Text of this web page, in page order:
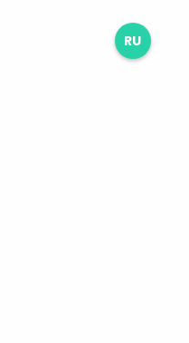
RU